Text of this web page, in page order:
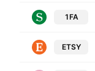
1FA
ETSY